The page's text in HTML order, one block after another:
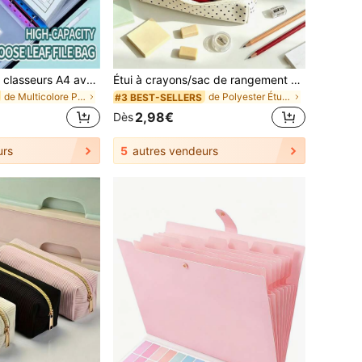
12 pièces Grands classeurs A4 avec anneaux et 11 trous, fabriqués en matériau PP moderne, avec boutons d'expansion et poches pour étiquettes, convient pour l'école, la maison, le bureau, les présences, les voyages - Design portable, rentrée scolaire, fournitures scolaires
de Multicolore Pochettes pour dossiers et pochette
Étui à crayons/sac de rangement de papeterie de style campus à pois - Conception multifonctionnelle de grande capacité, peut ranger les fournitures de bureau, également utilisé comme boîte à stylos multifonctionnelle créative ou sac de maquillage de voyage portable, essentiel pour les étudiants universitaires, convient aux étudiants et aux adultes pour une utilisation quotidienne.,Rentrée scolaire
#3 BEST-SELLERS de Polyester Étuis à stylos, crayons et marqueurs
Dès2,98€
5 autres vendeurs